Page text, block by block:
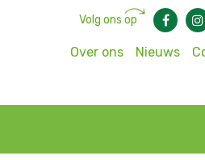
Volg ons op
Over ons Nieuws